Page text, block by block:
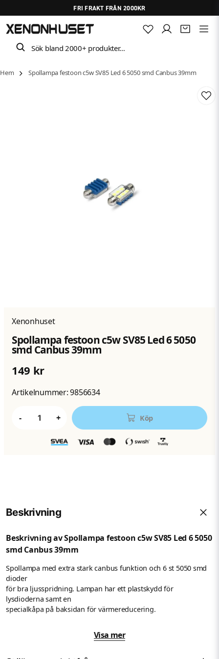
FRI FRAKT FRÅN 2000KR
Sök bland 2000+ produkter…
Hem Spollampa festoon c5w SV85 Led 6 5050 smd Canbus 39mm
Xenonhuset
Spollampa festoon c5w SV85 Led 6 5050
smd Canbus 39mm
149 kr
Artikelnummer:9856634
- + Köp
Beskrivning
Beskrivning av Spollampa festoon c5w SV85 Led 6 5050
smd Canbus 39mm
Spollampa med extra stark canbus funktion och 6 st 5050 smd
dioder
för bra ljusspridning. Lampan har ett plastskydd för
lysdioderna samt en
specialkåpa på baksidan för värmereducering.
Visa mer